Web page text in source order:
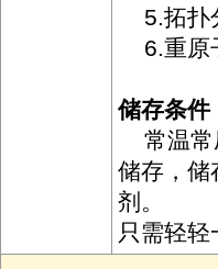
5.拓扑
6.重原
储存条件
常温常
储存，储
剂。
只需轻轻